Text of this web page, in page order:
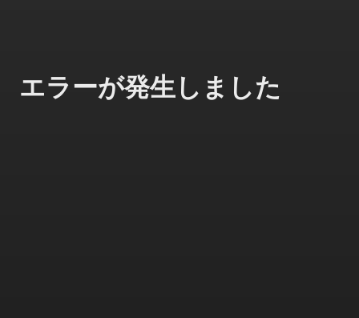
エラーが発生しました